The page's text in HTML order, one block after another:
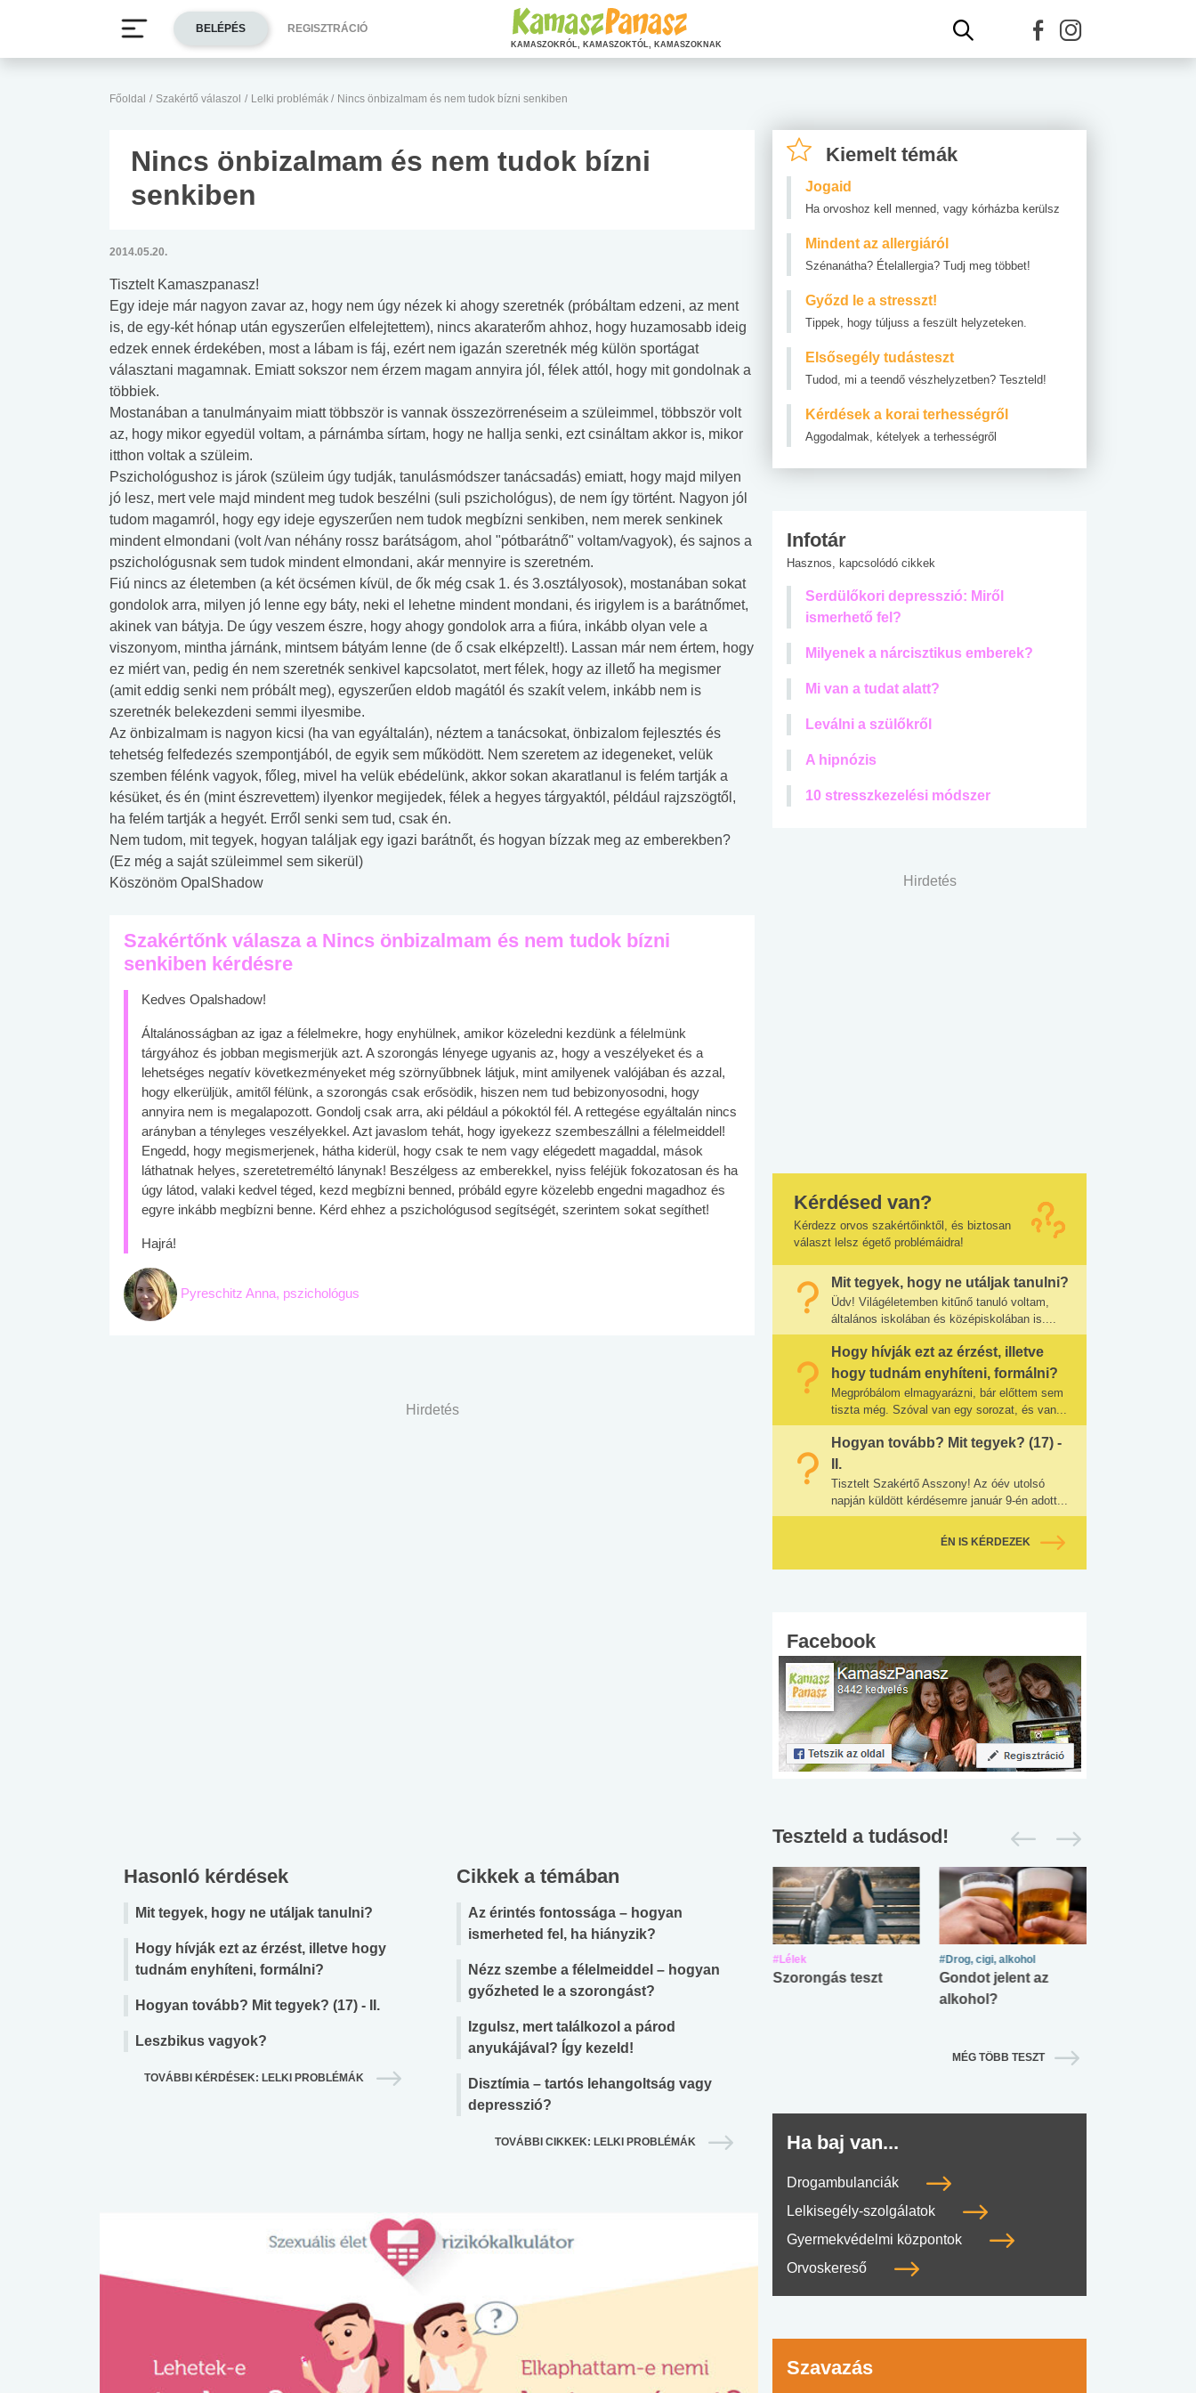
Főoldal / Szakértő válaszol / Lelki problémák / Nincs önbizalmam és nem tudok bízni senkiben
Nincs önbizalmam és nem tudok bízni
senkiben
2014.05.20.
Tisztelt Kamaszpanasz!
Egy ideje már nagyon zavar az, hogy nem úgy nézek ki ahogy szeretnék (próbáltam edzeni, az ment
is, de egy-két hónap után egyszerűen elfelejtettem), nincs akaraterőm ahhoz, hogy huzamosabb ideig
edzek ennek érdekében, most a lábam is fáj, ezért nem igazán szeretnék még külön sportágat
választani magamnak. Emiatt sokszor nem érzem magam annyira jól, félek attól, hogy mit gondolnak a
többiek.
Mostanában a tanulmányaim miatt többször is vannak összezörrenéseim a szüleimmel, többször volt
az, hogy mikor egyedül voltam, a párnámba sírtam, hogy ne hallja senki, ezt csináltam akkor is, mikor
itthon voltak a szüleim.
Pszichológushoz is járok (szüleim úgy tudják, tanulásmódszer tanácsadás) emiatt, hogy majd milyen
jó lesz, mert vele majd mindent meg tudok beszélni (suli pszichológus), de nem így történt. Nagyon jól
tudom magamról, hogy egy ideje egyszerűen nem tudok megbízni senkiben, nem merek senkinek
mindent elmondani (volt /van néhány rossz barátságom, ahol "pótbarátnő" voltam/vagyok), és sajnos a
pszichológusnak sem tudok mindent elmondani, akár mennyire is szeretném.
Fiú nincs az életemben (a két öcsémen kívül, de ők még csak 1. és 3.osztályosok), mostanában sokat
gondolok arra, milyen jó lenne egy báty, neki el lehetne mindent mondani, és irigylem is a barátnőmet,
akinek van bátyja. De úgy veszem észre, hogy ahogy gondolok arra a fiúra, inkább olyan vele a
viszonyom, mintha járnánk, mintsem bátyám lenne (de ő csak elképzelt!). Lassan már nem értem, hogy
ez miért van, pedig én nem szeretnék senkivel kapcsolatot, mert félek, hogy az illető ha megismer
(amit eddig senki nem próbált meg), egyszerűen eldob magától és szakít velem, inkább nem is
szeretnék belekezdeni semmi ilyesmibe.
Az önbizalmam is nagyon kicsi (ha van egyáltalán), néztem a tanácsokat, önbizalom fejlesztés és
tehetség felfedezés szempontjából, de egyik sem működött. Nem szeretem az idegeneket, velük
szemben félénk vagyok, főleg, mivel ha velük ebédelünk, akkor sokan akaratlanul is felém tartják a
késüket, és én (mint észrevettem) ilyenkor megijedek, félek a hegyes tárgyaktól, például rajzszögtől,
ha felém tartják a hegyét. Erről senki sem tud, csak én.
Nem tudom, mit tegyek, hogyan találjak egy igazi barátnőt, és hogyan bízzak meg az emberekben?
(Ez még a saját szüleimmel sem sikerül)
Köszönöm OpalShadow
Szakértőnk válasza a Nincs önbizalmam és nem tudok bízni
senkiben kérdésre
Kedves Opalshadow!
Általánosságban az igaz a félelmekre, hogy enyhülnek, amikor közeledni kezdünk a félelmünk
tárgyához és jobban megismerjük azt. A szorongás lényege ugyanis az, hogy a veszélyeket és a
lehetséges negatív következményeket még szörnyűbbnek látjuk, mint amilyenek valójában és azzal,
hogy elkerüljük, amitől félünk, a szorongás csak erősödik, hiszen nem tud bebizonyosodni, hogy
annyira nem is megalapozott. Gondolj csak arra, aki például a pókoktól fél. A rettegése egyáltalán nincs
arányban a tényleges veszélyekkel. Azt javaslom tehát, hogy igyekezz szembeszállni a félelmeiddel!
Engedd, hogy megismerjenek, hátha kiderül, hogy csak te nem vagy elégedett magaddal, mások
láthatnak helyes, szeretetreméltó lánynak! Beszélgess az emberekkel, nyiss feléjük fokozatosan és ha
úgy látod, valaki kedvel téged, kezd megbízni benned, próbáld egyre közelebb engedni magadhoz és
egyre inkább megbízni benne. Kérd ehhez a pszichológusod segítségét, szerintem sokat segíthet!
Hajrá!
Pyreschitz Anna, pszichológus
Hirdetés
Hasonló kérdések
Mit tegyek, hogy ne utáljak tanulni?
Hogy hívják ezt az érzést, illetve hogy
tudnám enyhíteni, formálni?
Hogyan tovább? Mit tegyek? (17) - II.
Leszbikus vagyok?
TOVÁBBI KÉRDÉSEK: LELKI PROBLÉMÁK
Cikkek a témában
Az érintés fontossága – hogyan
ismerheted fel, ha hiányzik?
Nézz szembe a félelmeiddel – hogyan
győzheted le a szorongást?
Izgulsz, mert találkozol a párod
anyukájával? Így kezeld!
Disztímia – tartós lehangoltság vagy
depresszió?
TOVÁBBI CIKKEK: LELKI PROBLÉMÁK
Kiemelt témák
Jogaid
Ha orvoshoz kell menned, vagy kórházba kerülsz
Mindent az allergiáról
Szénanátha? Ételallergia? Tudj meg többet!
Győzd le a stresszt!
Tippek, hogy túljuss a feszült helyzeteken.
Elsősegély tudásteszt
Tudod, mi a teendő vészhelyzetben? Teszteld!
Kérdések a korai terhességről
Aggodalmak, kételyek a terhességről
Infotár
Hasznos, kapcsolódó cikkek
Serdülőkori depresszió: Miről
ismerhető fel?
Milyenek a nárcisztikus emberek?
Mi van a tudat alatt?
Leválni a szülőkről
A hipnózis
10 stresszkezelési módszer
Hirdetés
Kérdésed van?
Kérdezz orvos szakértőinktől, és biztosan
választ lelsz égető problémáidra!
Mit tegyek, hogy ne utáljak tanulni?
Üdv! Világéletemben kitűnő tanuló voltam,
általános iskolában és középiskolában is....
Hogy hívják ezt az érzést, illetve
hogy tudnám enyhíteni, formálni?
Megpróbálom elmagyarázni, bár előttem sem
tiszta még. Szóval van egy sorozat, és van...
Hogyan tovább? Mit tegyek? (17) -
II.
Tisztelt Szakértő Asszony! Az óév utolsó
napján küldött kérdésemre január 9-én adott...
ÉN IS KÉRDEZEK
Facebook
Teszteld a tudásod!
#Zöldövezet
Mekkora az ökológiai
lábnyomod?
Elsősegély
tudásteszt
Angol középfokú
nyelvvizsga teszt -
No.42
Internet-függőség
teszt
#Lélek
Szorongás teszt
#Drog, cigi, alkohol
Gondot jelent az
alkohol?
MÉG TÖBB TESZT
Ha baj van...
Drogambulanciák
Lelkisegély-szolgálatok
Gyermekvédelmi központok
Orvoskereső
Szavazás
BELÉPÉS REGISZTRÁCIÓ
KAMASZOKRÓL, KAMASZOKTÓL, KAMASZOKNAK